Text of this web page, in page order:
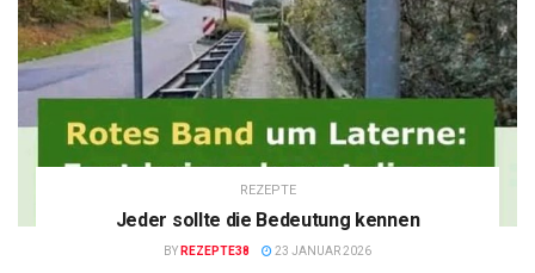
REZEPTE
Jeder sollte die Bedeutung kennen
BY REZEPTE38 23 JANUAR 2026